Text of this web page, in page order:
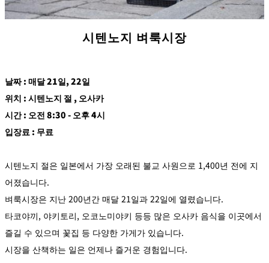
시텐노지 벼룩시장
날짜 : 매달 21일, 22일
위치 : 시텐노지 절 , 오사카
시간 : 오전 8:30 - 오후 4시
입장료 : 무료
시텐노지 절은 일본에서 가장 오래된 불교 사원으로 1,400년 전에 지
어졌습니다.
벼룩시장은 지난 200년간 매달 21일과 22일에 열렸습니다.
타코야끼, 야키토리, 오코노미야키 등등 많은 오사카 음식을 이곳에서
즐길 수 있으며 꽃집 등 다양한 가게가 있습니다.
시장을 산책하는 일은 언제나 즐거운 경험입니다.